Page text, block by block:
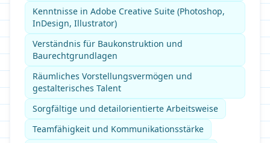
Kenntnisse in Adobe Creative Suite (Photoshop,
InDesign, Illustrator)
Verständnis für Baukonstruktion und
Baurechtgrundlagen
Räumliches Vorstellungsvermögen und
gestalterisches Talent
Sorgfältige und detailorientierte Arbeitsweise
Teamfähigkeit und Kommunikationsstärke